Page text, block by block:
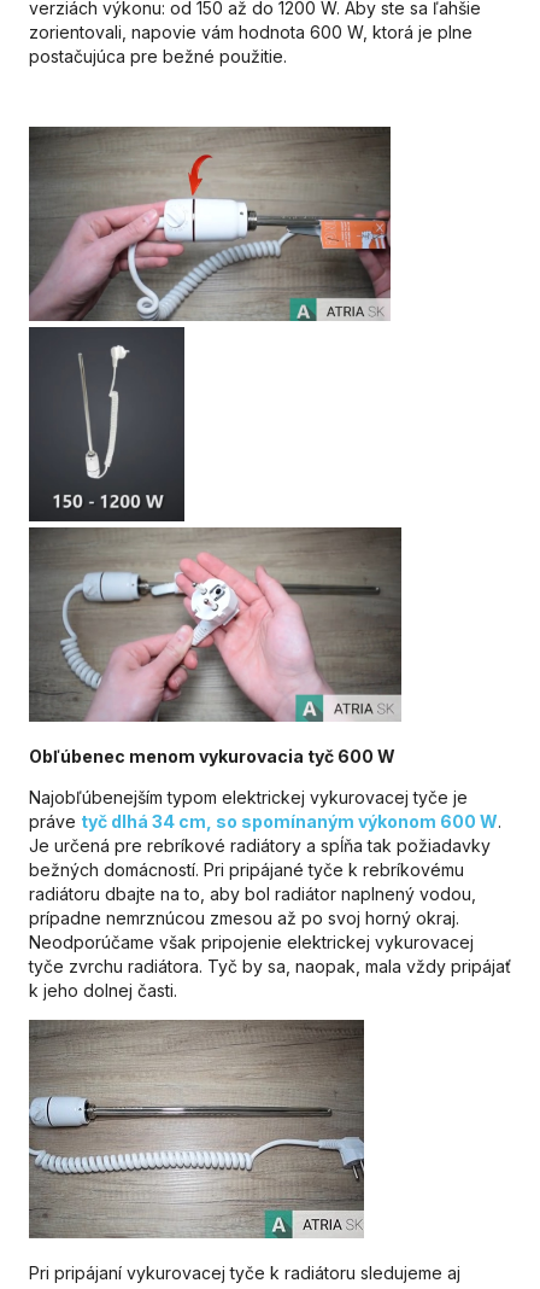
verziách výkonu: od 150 až do 1200 W. Aby ste sa ľahšie
zorientovali, napovie vám hodnota 600 W, ktorá je plne
postačujúca pre bežné použitie.
Obľúbenec menom vykurovacia tyč 600 W
Najobľúbenejším typom elektrickej vykurovacej tyče je
práve tyč dlhá 34 cm, so spomínaným výkonom 600 W.
Je určená pre rebríkové radiátory a spĺňa tak požiadavky
bežných domácností. Pri pripájané tyče k rebríkovému
radiátoru dbajte na to, aby bol radiátor naplnený vodou,
prípadne nemrznúcou zmesou až po svoj horný okraj.
Neodporúčame však pripojenie elektrickej vykurovacej
tyče zvrchu radiátora. Tyč by sa, naopak, mala vždy pripájať
k jeho dolnej časti.
Pri pripájaní vykurovacej tyče k radiátoru sledujeme aj